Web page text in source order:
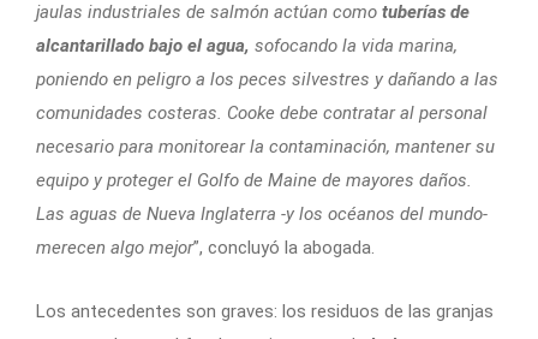
jaulas industriales de salmón actúan como tuberías de
alcantarillado bajo el agua, sofocando la vida marina,
poniendo en peligro a los peces silvestres y dañando a las
comunidades costeras. Cooke debe contratar al personal
necesario para monitorear la contaminación, mantener su
equipo y proteger el Golfo de Maine de mayores daños.
Las aguas de Nueva Inglaterra -y los océanos del mundo-
merecen algo mejor”, concluyó la abogada.
Los antecedentes son graves: los residuos de las granjas